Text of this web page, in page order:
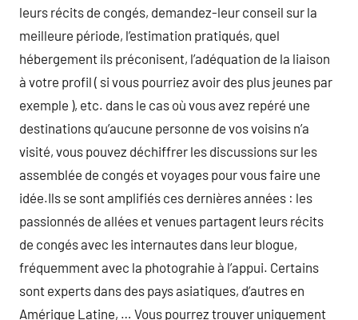
leurs récits de congés, demandez-leur conseil sur la
meilleure période, l’estimation pratiqués, quel
hébergement ils préconisent, l’adéquation de la liaison
à votre profil ( si vous pourriez avoir des plus jeunes par
exemple ), etc. dans le cas où vous avez repéré une
destinations qu’aucune personne de vos voisins n’a
visité, vous pouvez déchiffrer les discussions sur les
assemblée de congés et voyages pour vous faire une
idée.Ils se sont amplifiés ces dernières années : les
passionnés de allées et venues partagent leurs récits
de congés avec les internautes dans leur blogue,
fréquemment avec la photograhie à l’appui. Certains
sont experts dans des pays asiatiques, d’autres en
Amérique Latine, … Vous pourrez trouver uniquement